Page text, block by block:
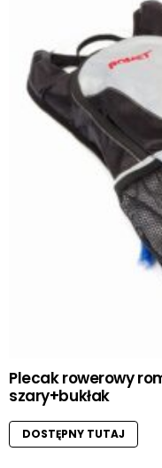
Plecak rowerowy
szary+bukłak
DOSTĘPNY TUTAJ